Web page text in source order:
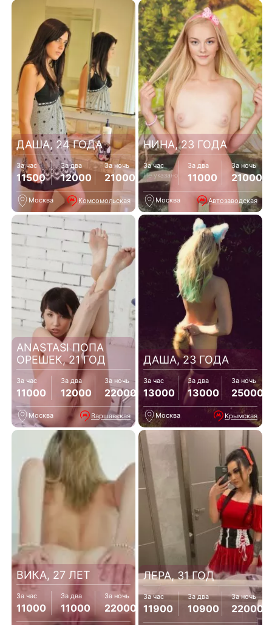
ДАША, 24 ГОДА
За час
11500
За два
12000
За ночь
21000
Москва Комсомольская
НИНА, 23 ГОДА
За час
Не указано
За два
11000
За ночь
21000
Москва Автозаводская
ANASTASI ПОПА
ОРЕШЕК, 21 ГОД
За час
11000
За два
12000
За ночь
22000
Москва Варшавская
ДАША, 23 ГОДА
За час
13000
За два
13000
За ночь
25000
Москва Крымская
ВИКА, 27 ЛЕТ
За час
11000
За два
11000
За ночь
22000
ЛЕРА, 31 ГОД
За час
11900
За два
10900
За ночь
22000